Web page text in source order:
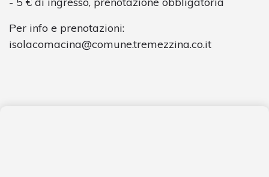
Per info e prenotazioni:
isolacomacina@comune.tremezzina.co.it